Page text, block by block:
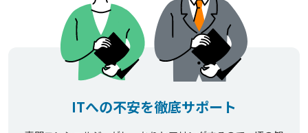
ITへの不安を徹底サポート